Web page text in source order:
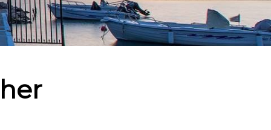
Contes
Gallerie présentations
Henri Nouwen